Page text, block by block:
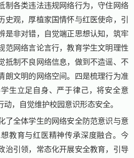
制各类违法违规网络行为，守住网络
史观，厚植家国情怀与红医使命，引
是非对错，自觉端正思想认知，筑牢
范网络言论言行，教育学生文明理性
抵制不良网络信息，做到不造谣、不
朗文明的网络空间。四是梳理行为准
生立足自身、严于律己，将安全意
，自觉维护校园意识形态安全。
了全体学生的网络安全防范意识与意
教育与红医精神传承深度融合。今
治引领，常态化开展安全教育，引导